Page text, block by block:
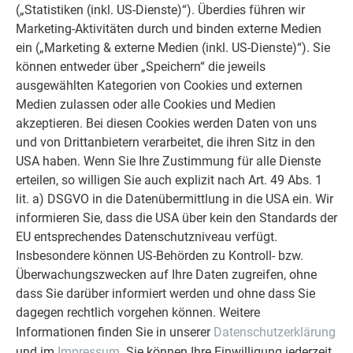
(„Statistiken (inkl. US-Dienste)“). Überdies führen wir
Marketing-Aktivitäten durch und binden externe Medien
ein („Marketing & externe Medien (inkl. US-Dienste)“). Sie
können entweder über „Speichern“ die jeweils
ausgewählten Kategorien von Cookies und externen
Medien zulassen oder alle Cookies und Medien
akzeptieren. Bei diesen Cookies werden Daten von uns
und von Drittanbietern verarbeitet, die ihren Sitz in den
USA haben. Wenn Sie Ihre Zustimmung für alle Dienste
erteilen, so willigen Sie auch explizit nach Art. 49 Abs. 1
lit. a) DSGVO in die Datenübermittlung in die USA ein. Wir
informieren Sie, dass die USA über kein den Standards der
EU entsprechendes Datenschutzniveau verfügt.
Insbesondere können US-Behörden zu Kontroll- bzw.
Überwachungszwecken auf Ihre Daten zugreifen, ohne
dass Sie darüber informiert werden und ohne dass Sie
dagegen rechtlich vorgehen können. Weitere
Informationen finden Sie in unserer Datenschutzerklärung
Lazarczyk skizziert noch einen weiteren Vorteil: „Bei so
kalten Temperaturen ist eine schnelle und unkomplizierte
Montage für unsere Spengler von großem Vorteil. Aluminium
ist leichter als andere Materialien, außerdem kommen die
einzelnen Elemente ohne zusätzliche Verstärkungen aus.“
entspricht ca. 10 Schindeln) tatsächlich nur einen geringen
Bruchteil des Gewichts eines herkömmlichen Dachs (35 – 55
kg/m<sup>2</sup>) auf die Waage. Die nötige Sicherheit
gewährleisten Schiebe- und Stehfalzhafte auf der Längs- und
Querseite. So entsteht ein wetterfester und sicherer
Verbund.Grundmaterial für die PREFA Aluminiumprodukte
sind Legierungen nach EN 1396. Die Beschichtung der
Dachplatten, Dachschindeln, Dachrauten, Dachrinnen, Rohre
und Bleche erfolgt im Coil-Coating-Verfahren und unterliegt
Association) in Brüssel. Sowohl PREFALZ als auch PREFA